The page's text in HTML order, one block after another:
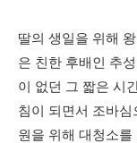
딸의 생일을 위해
은 친한 후배인 추
이 없던 그 짧은 시
침이 되면서 조바
원을 위해 대청소